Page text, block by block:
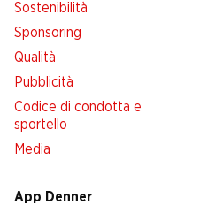
Sostenibilità
Sponsoring
Qualità
Pubblicità
Codice di condotta e
sportello
Media
App Denner